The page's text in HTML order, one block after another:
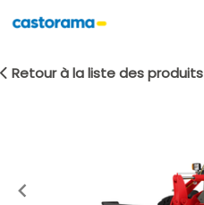
Retour à la liste des produits